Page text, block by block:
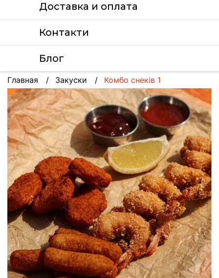
Доставка и оплата
Контакти
Блог
Главная Закуски Комбо снеків 1